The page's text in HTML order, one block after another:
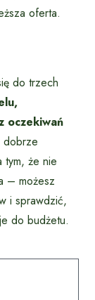
oferta.
do trzech
oczekiwań
dobrze
tym, że nie
– możesz
i sprawdzić,
do budżetu.